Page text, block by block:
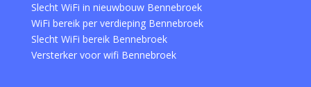
Slecht WiFi in nieuwbouw Bennebroek
WiFi bereik per verdieping Bennebroek
Slecht WiFi bereik Bennebroek
Versterker voor wifi Bennebroek